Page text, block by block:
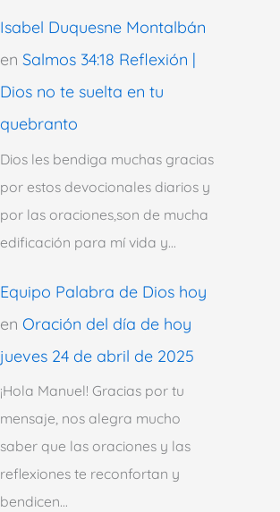
Isabel Duquesne Montalbán
en Salmos 34:18 Reflexión |
Dios no te suelta en tu
quebranto
Dios les bendiga muchas gracias
por estos devocionales diarios y
por las oraciones,son de mucha
edificación para mí vida y…
Equipo Palabra de Dios hoy
en Oración del día de hoy
jueves 24 de abril de 2025
¡Hola Manuel! Gracias por tu
mensaje, nos alegra mucho
saber que las oraciones y las
reflexiones te reconfortan y
bendicen…